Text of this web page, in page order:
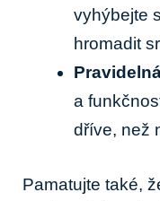
vyhýbejte
hromadit⁢
a
dříve, než
Pamatujte také,